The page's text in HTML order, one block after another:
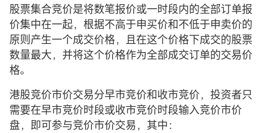
股票集合竞价是将数笔报价或一时段内的全部订单报
价集中在一起，根据不高于申买价和不低于申卖价的
原则产生一个成交价格，且在这个价格下成交的股票
数量最大，并将这个价格作为全部成交订单的交易价
格。
港股竞价市价交易分早市竞价和收市竞价，投资者只
需要在早市竞价时段或收市竞价时段输入竞价市价
盘，即可参与竞价市价交易，其中：